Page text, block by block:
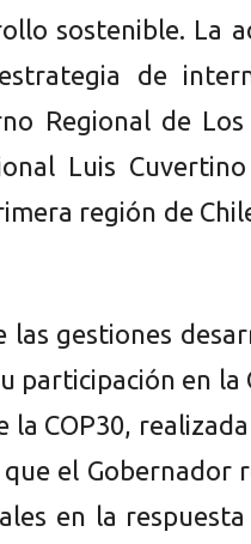
sostenible. La
de
Regional de
Luis
región de
las gestiones
participación en la
la COP30,
el Gobernador
en la